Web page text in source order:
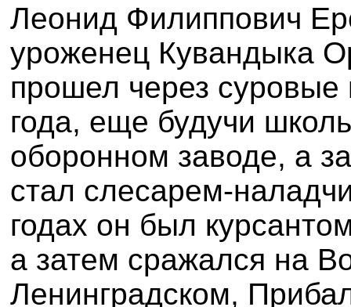
Леонид Филиппович
уроженец Кувандыка
прошел через
года, еще будучи
оборонном заводе, а
стал слесарем-
годах он был
а затем сражался на
Ленинградском,